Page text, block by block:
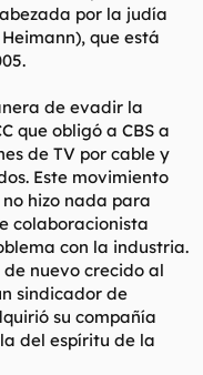
por la judía
que está
de evadir la
que obligó a CBS a
de TV por cable y
Este movimiento
hizo nada para
colaboracionista
con la industria.
de nuevo crecido al
sindicador de
su compañía
del espíritu de la